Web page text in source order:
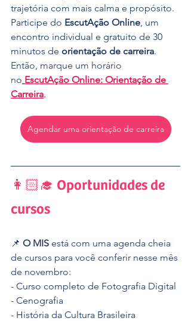
trajetória com mais calma e propósito.
Participe do EscutAção Online , um
encontro individual e gratuito de 30
minutos de orientação de carreira.
Então, marque um horário
no EscutAção Online: Orientação de
Carreira.
Agendar uma orientação de carreira
👩🏻‍🎓 Oportunidades de
cursos
📌 O MIS está com uma agenda cheia
de cursos para você conferir nesse mês
de novembro:
- Curso completo de Fotografia Digital
- Cenografia
- História da Cultura Brasileira